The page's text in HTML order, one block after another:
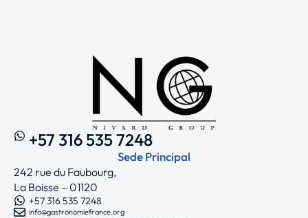
+57 316 535 7248
Sede Principal
242 rue du Faubourg,
La Boisse – 01120
+57 316 535 7248
info@gastronomiefrance.org